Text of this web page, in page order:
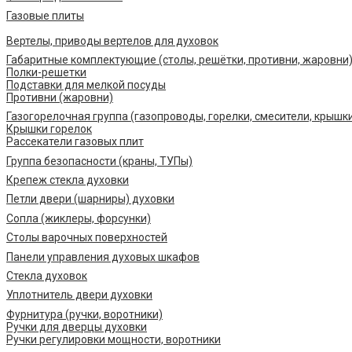
Газовые плиты
Вертелы, приводы вертелов для духовок
Габаритные комплектующие (столы, решётки, противни, жаровни)
Полки-решетки
Подставки для мелкой посуды
Противни (жаровни)
Газогорелочная группа (газопроводы, горелки, смесители,
Крышки горелок
Рассекатели газовых плит
Группа безопасности (краны, ТУПы)
Крепеж стекла духовки
Петли двери (шарниры) духовки
Сопла (жиклеры, форсунки)
Столы варочных поверхностей
Панели управления духовых шкафов
Стекла духовок
Уплотнитель двери духовки
Фурнитура (ручки, воротники)
Ручки для дверцы духовки
Ручки регулировки мощности, воротники